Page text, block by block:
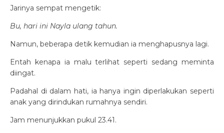
Jarinya sempat mengetik:
Bu, hari ini Nayla ulang tahun.
Namun, beberapa detik kemudian ia menghapusnya lagi.
Entah kenapa ia malu terlihat seperti sedang meminta
diingat.
Padahal di dalam hati, ia hanya ingin diperlakukan seperti
anak yang dirindukan rumahnya sendiri.
Jam menunjukkan pukul 23.41.